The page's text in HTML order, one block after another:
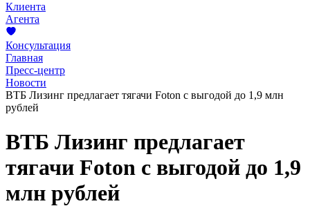
Клиента
Агента
Консультация
Главная
Пресс-центр
Новости
ВТБ Лизинг предлагает тягачи Foton с выгодой до 1,9 млн
рублей
ВТБ Лизинг предлагает
тягачи Foton с выгодой до 1,9
млн рублей